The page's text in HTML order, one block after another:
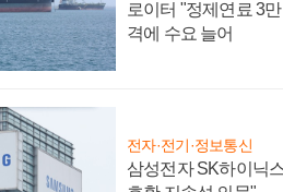
로이터 "정제연료 3
격에 수요 늘어
전자·전기·정보통신
삼성전자 SK하이닉